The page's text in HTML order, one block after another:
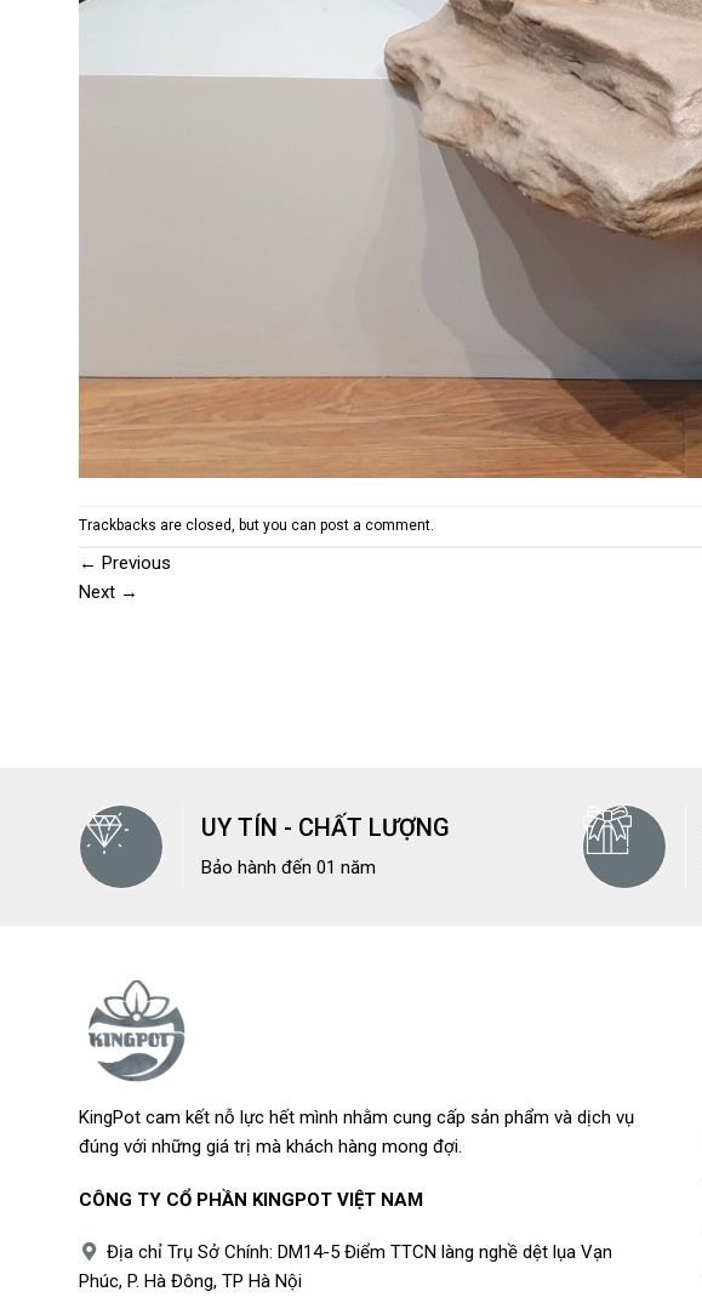
Trackbacks are closed, but you can post a comment
← Previous
Next →
UY TÍN - CHẤT LƯỢNG
Bảo hành đến 01 năm
KingPot cam kết nỗ lực hết mình nhằm cung cấp sản phẩm và dịch vụ
đúng với những giá trị mà khách hàng mong đợi.
CÔNG TY CỔ PHẦN KINGPOT VIỆT NAM
Địa chỉ Trụ Sở Chính: DM14-5 Điểm TTCN làng nghề dệt lụa Vạn
Phúc, P. Hà Đông, TP Hà Nội